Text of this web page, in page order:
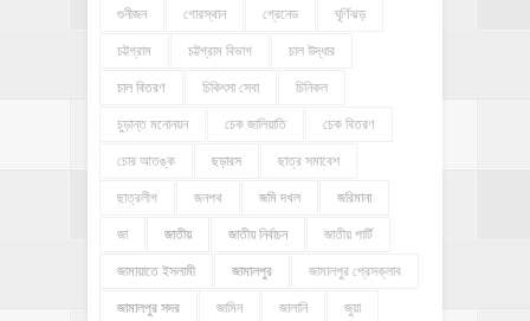
গুনীজন গোরস্থান গ্রেনেড ঘূর্ণিঝড়
চট্টগ্রাম চট্টগ্রাম বিভাগ চাল উদ্ধার
চাল বিতরণ চিকিৎসা সেবা চিনিকল
চুড়ান্ত মনোনয়ন চেক জালিয়াতি চেক বিতরণ
চোর আতঙ্ক ছড়ারস ছাত্র সমাবেশ
ছাত্রলীগ জনপথ জমি দখল জরিমানা
জা জাতীয় জাতীয় নির্বাচন জাতীয় পার্টি
জামায়াতে ইসলামী জামালপুর জামালপুর প্রেসক্লাব
জামালপুর সদর জামিন জালানি জুয়া